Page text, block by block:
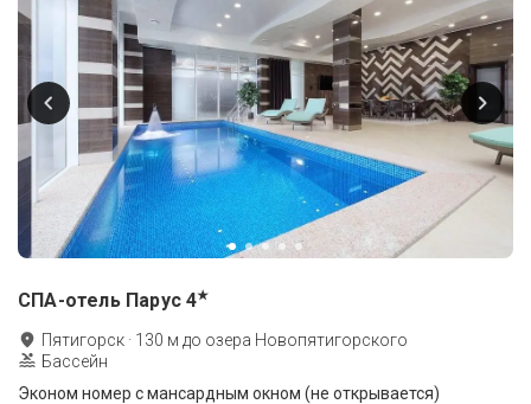
СПА-отель Парус 4★
Пятигорск · 130 м до озера Новопятигорского
Бассейн
Эконом номер с мансардным окном (не открывается)